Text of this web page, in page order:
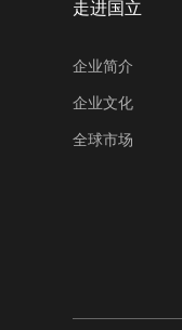
走进国立
企业简介
企业文化
全球市场